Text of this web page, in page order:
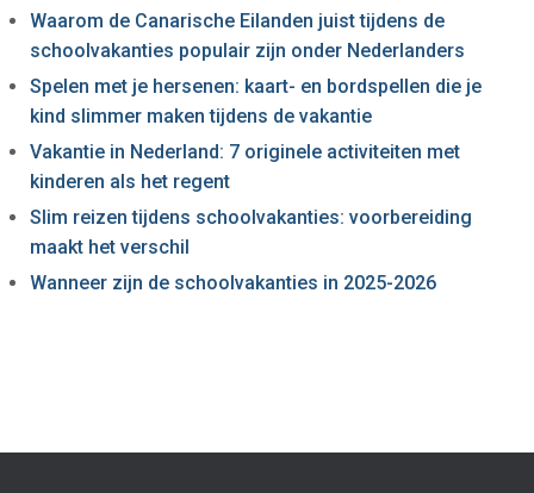
Waarom de Canarische Eilanden juist tijdens de
schoolvakanties populair zijn onder Nederlanders
Spelen met je hersenen: kaart- en bordspellen die je
kind slimmer maken tijdens de vakantie
Vakantie in Nederland: 7 originele activiteiten met
kinderen als het regent
Slim reizen tijdens schoolvakanties: voorbereiding
maakt het verschil
Wanneer zijn de schoolvakanties in 2025-2026